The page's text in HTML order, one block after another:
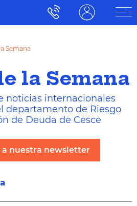
Semana
la Semana
noticias internacionales
departamento de Riesgo
de Deuda de Cesce
a nuestra newsletter